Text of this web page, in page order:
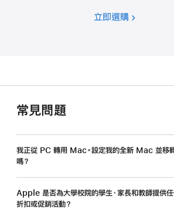
立即選購學
買
全
Mac
省
常見問題
我正從 PC 轉用 Mac。設定我的全新 Mac 並移
嗎？
Apple 是否為大學校院的學生、家長和教師提供
折扣或促銷活動？